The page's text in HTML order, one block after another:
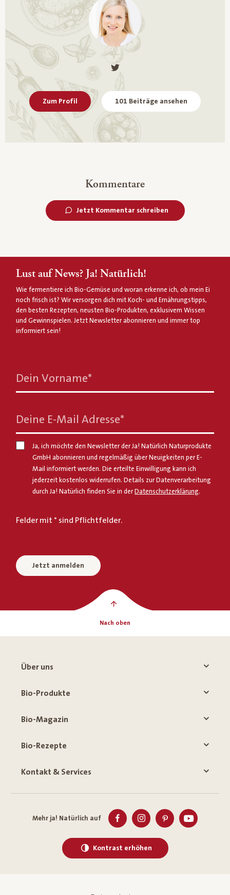
Zum Profil 101 Beiträge ansehen
Kommentare
Jetzt Kommentar schreiben
Lust auf News? Ja! Natürlich!
Wie fermentiere ich Bio-Gemüse und woran erkenne ich, ob mein Ei
noch frisch ist? Wir versorgen dich mit Koch- und Ernährungstipps,
den besten Rezepten, neusten Bio-Produkten, exklusivem Wissen
und Gewinnspielen. Jetzt Newsletter abonnieren und immer top
informiert sein!
Dein Vorname*
Deine E-Mail Adresse*
Ja, ich möchte den Newsletter der Ja! Natürlich Naturprodukte
GmbH abonnieren und regelmäßig über Neuigkeiten per E-
Mail informiert werden. Die erteilte Einwilligung kann ich
jederzeit kostenlos widerrufen. Details zur Datenverarbeitung
durch Ja! Natürlich finden Sie in der Datenschutzerklärung.
Felder mit * sind Pflichtfelder.
Jetzt anmelden
Nach oben
Über uns
Bio-Produkte
Bio-Magazin
Bio-Rezepte
Kontakt & Services
Mehr ja! Natürlich auf
Kontrast erhöhen